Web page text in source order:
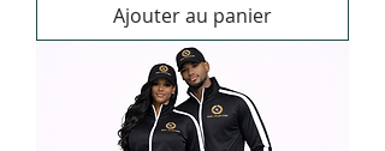
Ajouter au panier